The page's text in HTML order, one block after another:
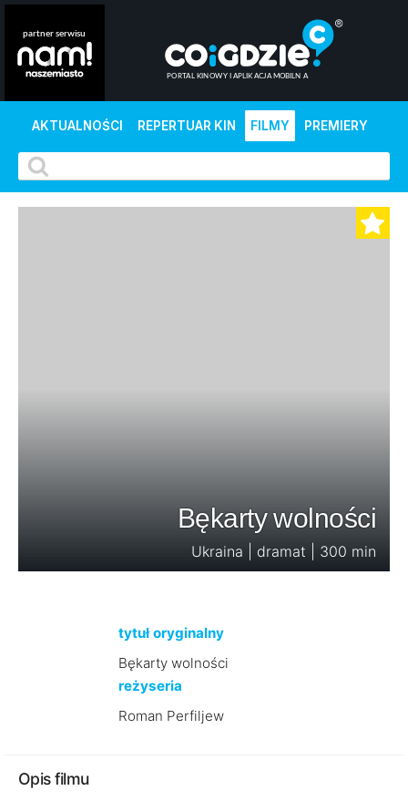
AKTUALNOŚCI REPERTUAR KIN FILMY PREMIERY
Bękarty wolności
Ukraina | dramat | 300 min
tytuł oryginalny
Bękarty wolności
reżyseria
Roman Perfiljew
Opis filmu